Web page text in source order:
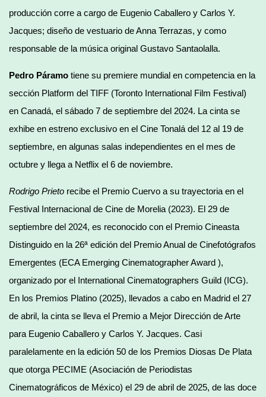
producción corre a cargo de Eugenio Caballero y Carlos Y.
Jacques; diseño de vestuario de Anna Terrazas, y como
responsable de la música original Gustavo Santaolalla.
Pedro Páramo tiene su premiere mundial en competencia en la
sección Platform del TIFF (Toronto International Film Festival)
en Canadá, el sábado 7 de septiembre del 2024. La cinta se
exhibe en estreno exclusivo en el Cine Tonalá del 12 al 19 de
septiembre, en algunas salas independientes en el mes de
octubre y llega a Netflix el 6 de noviembre.
Rodrigo Prieto recibe el Premio Cuervo a su trayectoria en el
Festival Internacional de Cine de Morelia (2023). El 29 de
septiembre del 2024, es reconocido con el Premio Cineasta
Distinguido en la 26ª edición del Premio Anual de Cinefotógrafos
Emergentes (ECA Emerging Cinematographer Award ),
organizado por el International Cinematographers Guild (ICG).
En los Premios Platino (2025), llevados a cabo en Madrid el 27
de abril, la cinta se lleva el Premio a Mejor Dirección de Arte
para Eugenio Caballero y Carlos Y. Jacques. Casi
paralelamente en la edición 50 de los Premios Diosas De Plata
que otorga PECIME (Asociación de Periodistas
Cinematográficos de México) el 29 de abril de 2025, de las doce